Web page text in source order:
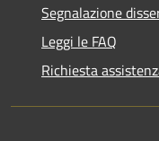
Segnalazione
Leggi le FAQ
Richiesta